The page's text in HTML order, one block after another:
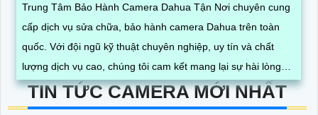
Trung Tâm Bảo Hành Camera Dahua Tận Nơi chuyên cung
cấp dịch vụ sửa chữa, bảo hành camera Dahua trên toàn
quốc. Với đội ngũ kỹ thuật chuyên nghiệp, uy tín và chất
lượng dịch vụ cao, chúng tôi cam kết mang lại sự hài lòng
cho khách hàng
TIN TỨC CAMERA MỚI NHẤT